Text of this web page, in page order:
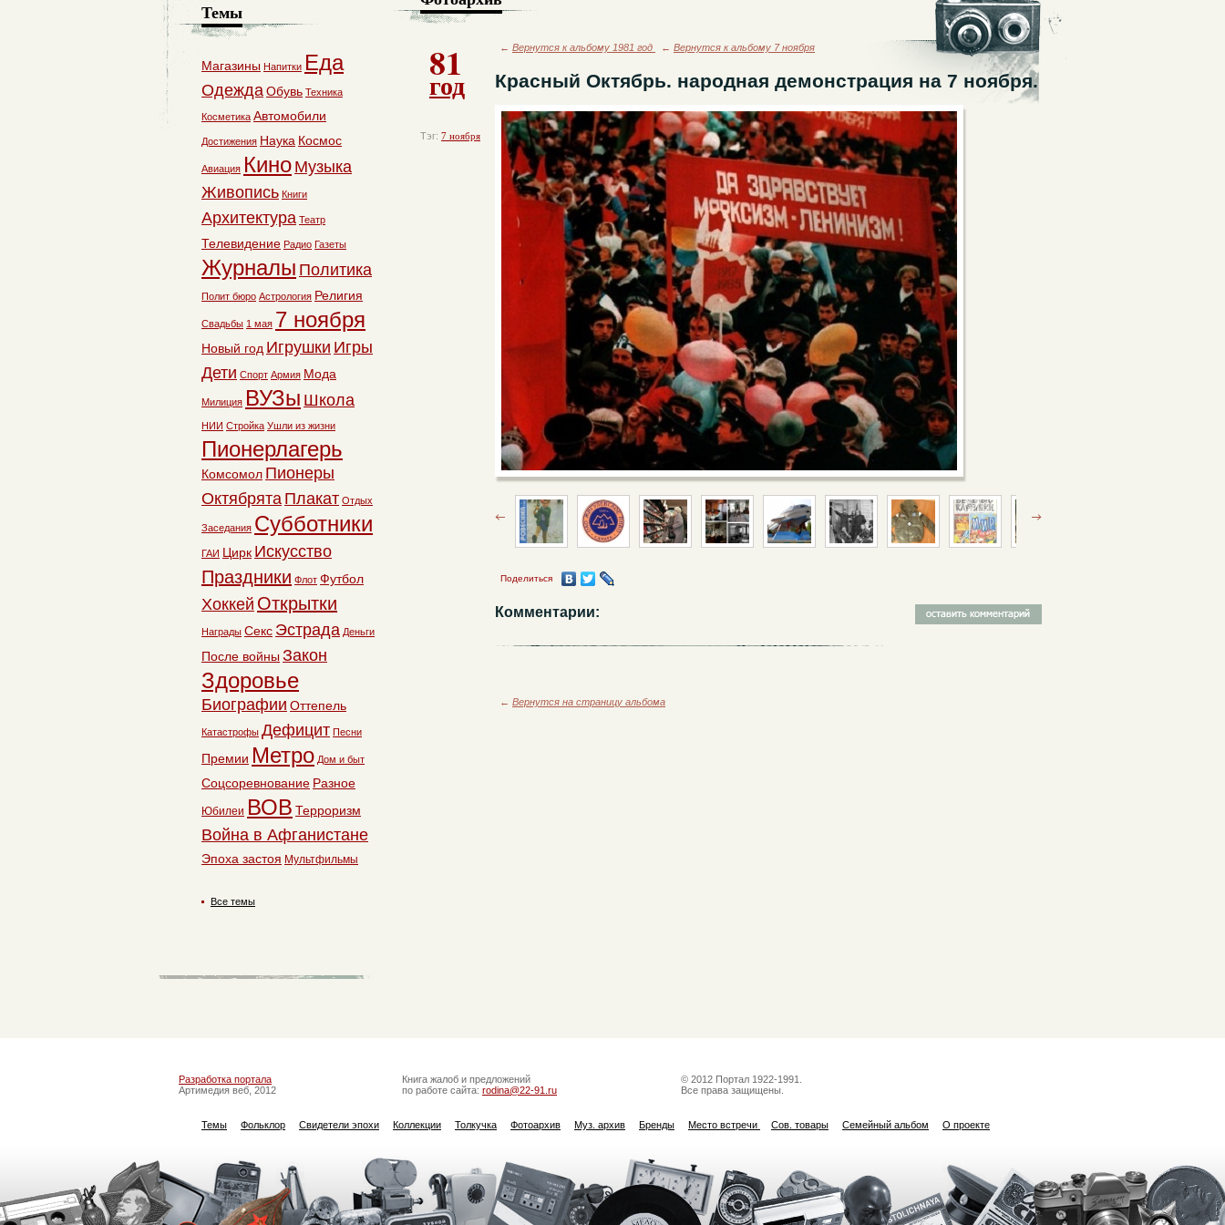
81
год
Тэг: 7 ноября
← Вернутся к альбому 1981 год ← Вернутся к альбому 7 ноября
Красный Октябрь. народная демонстрация на 7 ноября.
Поделиться
Комментарии:
← Вернутся на страницу альбома
Темы
Магазины Напитки Еда
ОдеждаОбувь Техника
Косметика Автомобили
Достижения Наука Космос
Авиация Кино Музыка
Живопись Книги
Архитектура Театр
Телевидение Радио Газеты
Журналы Политика
Полит бюро Астрология Религия
Свадьбы 1 мая 7 ноября
Новый год Игрушки Игры
Дети Спорт Армия Мода
Милиция ВУЗы Школа
НИИ Стройка Ушли из жизни
Пионерлагерь
Комсомол Пионеры
Октябрята Плакат Отдых
Заседания Субботники
ГАИ Цирк Искусство
Праздники Флот Футбол
Хоккей Открытки
Награды Секс Эстрада Деньги
После войны Закон
Здоровье
Биографии Оттепель
Катастрофы Дефицит Песни
Премии Метро Дом и быт
Соцсоревнование Разное
Юбилеи ВОВ Терроризм
Война в Афганистане
Эпоха застоя Мультфильмы
Все темы
Разработка портала
Артимедия веб, 2012
Книга жалоб и предложений
по работе сайта: rodina@22-91.ru
© 2012 Портал 1922-1991.
Все права защищены.
Темы Фольклор Свидетели эпохи Коллекции Толкучка Фотоархив Муз. архив Бренды Место встречи Сов. товары Семейный альбом О проекте